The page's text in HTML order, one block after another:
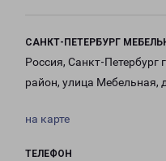
САНКТ-ПЕТЕРБУРГ
Россия, Санкт-Петербург
район, улица Мебельная,
на карте
ТЕЛЕФОН